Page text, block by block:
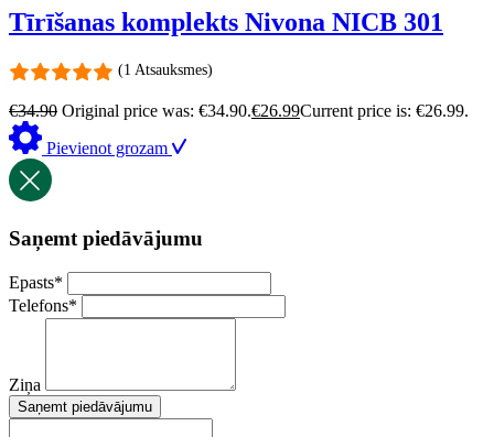
Tīrīšanas komplekts Nivona NICB 301
(1 Atsauksmes)
€34.90 Original price was: €34.90.€26.99Current price is: €26.99.
Pievienot grozam
Saņemt piedāvājumu
Epasts*
Telefons*
Ziņa
Saņemt piedāvājumu